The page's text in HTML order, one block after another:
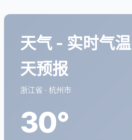
天气 - 实时气
天预报
浙江省 · 杭州市
30°